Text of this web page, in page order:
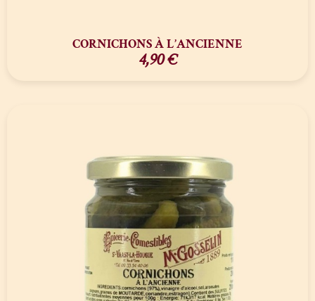
CORNICHONS À L’ANCIENNE
4,90€